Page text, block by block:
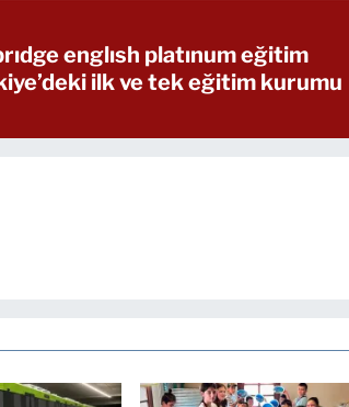
englısh platınum eğitim
ilk ve tek eğitim kurumu